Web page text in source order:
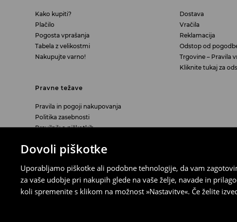
Dovoli piškotke
Uporabljamo piškotke ali podobne tehnologije, da vam
za vaše udobje pri nakupih glede na vaše želje, navade in
koli spremenite s klikom na možnost »Nastavitve«. Če želite
Kako kupiti?
Plačilo
Pogosta vprašanja
Tabela z velikostmi
Nakupujte varno!
Dostava
Vračila
Reklamacija
Odstop od
Trgovine – Pravila
Kliknite tukaj za
Pravne težave
Pravila in pogoji nakupovanja
Politika zasebnosti
Pravilnik o piškotkih
Informacije o digitalni dostopnosti
skladnost blaga
Očala - Izjava EU o skladnosti